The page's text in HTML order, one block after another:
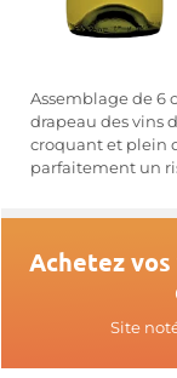
Assemblage de 6
drapeau des vins
croquant et plein
parfaitement un
Achetez
Site